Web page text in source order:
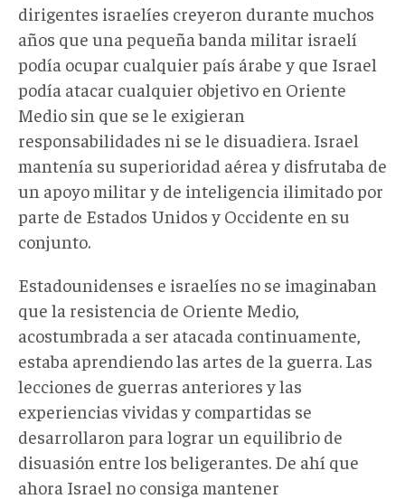
dirigentes israelíes creyeron durante muchos
años que una pequeña banda militar israelí
podía ocupar cualquier país árabe y que Israel
podía atacar cualquier objetivo en Oriente
Medio sin que se le exigieran
responsabilidades ni se le disuadiera. Israel
mantenía su superioridad aérea y disfrutaba de
un apoyo militar y de inteligencia ilimitado por
parte de Estados Unidos y Occidente en su
conjunto.
Estadounidenses e israelíes no se imaginaban
que la resistencia de Oriente Medio,
acostumbrada a ser atacada continuamente,
estaba aprendiendo las artes de la guerra. Las
lecciones de guerras anteriores y las
experiencias vividas y compartidas se
desarrollaron para lograr un equilibrio de
disuasión entre los beligerantes. De ahí que
ahora Israel no consiga mantener